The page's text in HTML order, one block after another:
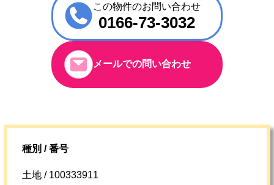
この物件のお問い合わせ
0166-73-3032
メールでの問い合わせ
種別 / 番号
土地 / 100333911